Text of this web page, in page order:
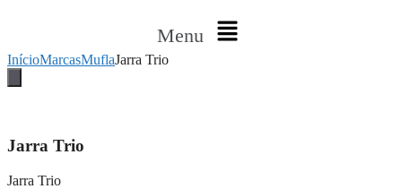
Menu
InícioMarcasMuflaJarra Trio
Jarra Trio
Jarra Trio